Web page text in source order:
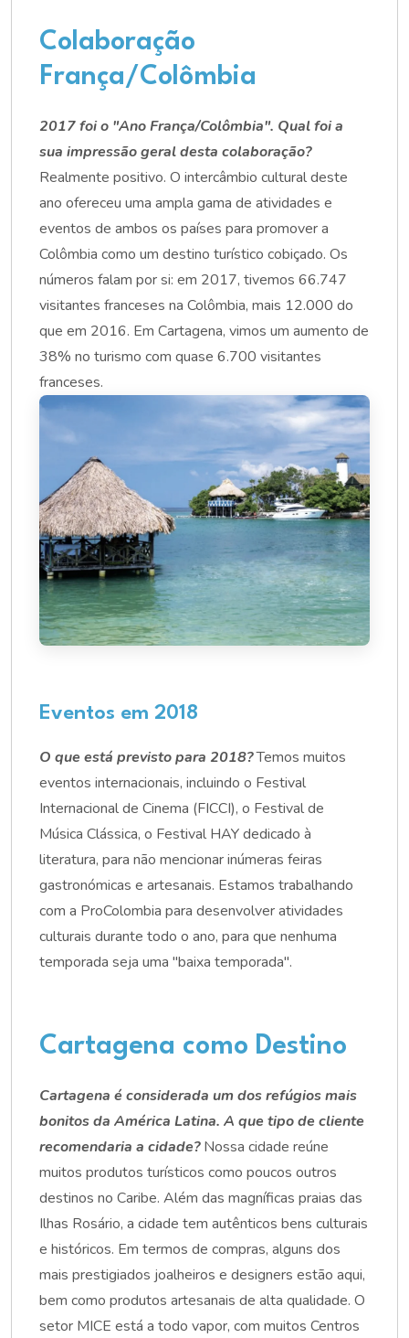
Colaboração
França/Colômbia
2017 foi o "Ano França/Colômbia". Qual foi a
sua impressão geral desta colaboração?
Realmente positivo. O intercâmbio cultural deste
ano ofereceu uma ampla gama de atividades e
eventos de ambos os países para promover a
Colômbia como um destino turístico cobiçado. Os
números falam por si: em 2017, tivemos 66.747
visitantes franceses na Colômbia, mais 12.000 do
que em 2016. Em Cartagena, vimos um aumento de
38% no turismo com quase 6.700 visitantes
franceses.
Eventos em 2018
O que está previsto para 2018?Temos muitos
eventos internacionais, incluindo o Festival
Internacional de Cinema (FICCI), o Festival de
Música Clássica, o Festival HAY dedicado à
literatura, para não mencionar inúmeras feiras
gastronómicas e artesanais. Estamos trabalhando
com a ProColombia para desenvolver atividades
culturais durante todo o ano, para que nenhuma
temporada seja uma "baixa temporada".
Cartagena como Destino
Cartagena é considerada um dos refúgios mais
bonitos da América Latina. A que tipo de cliente
recomendaria a cidade?Nossa cidade reúne
muitos produtos turísticos como poucos outros
destinos no Caribe. Além das magníficas praias das
Ilhas Rosário, a cidade tem autênticos bens culturais
e históricos. Em termos de compras, alguns dos
mais prestigiados joalheiros e designers estão aqui,
bem como produtos artesanais de alta qualidade. O
setor MICE está a todo vapor, com muitos Centros